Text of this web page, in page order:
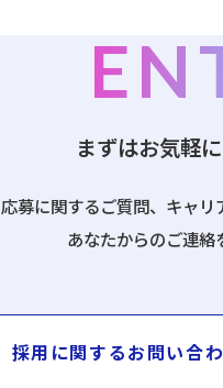
まずはお気軽
応募に関するご質問、キャリ
あなたからのご連絡
採用に関するお問い合